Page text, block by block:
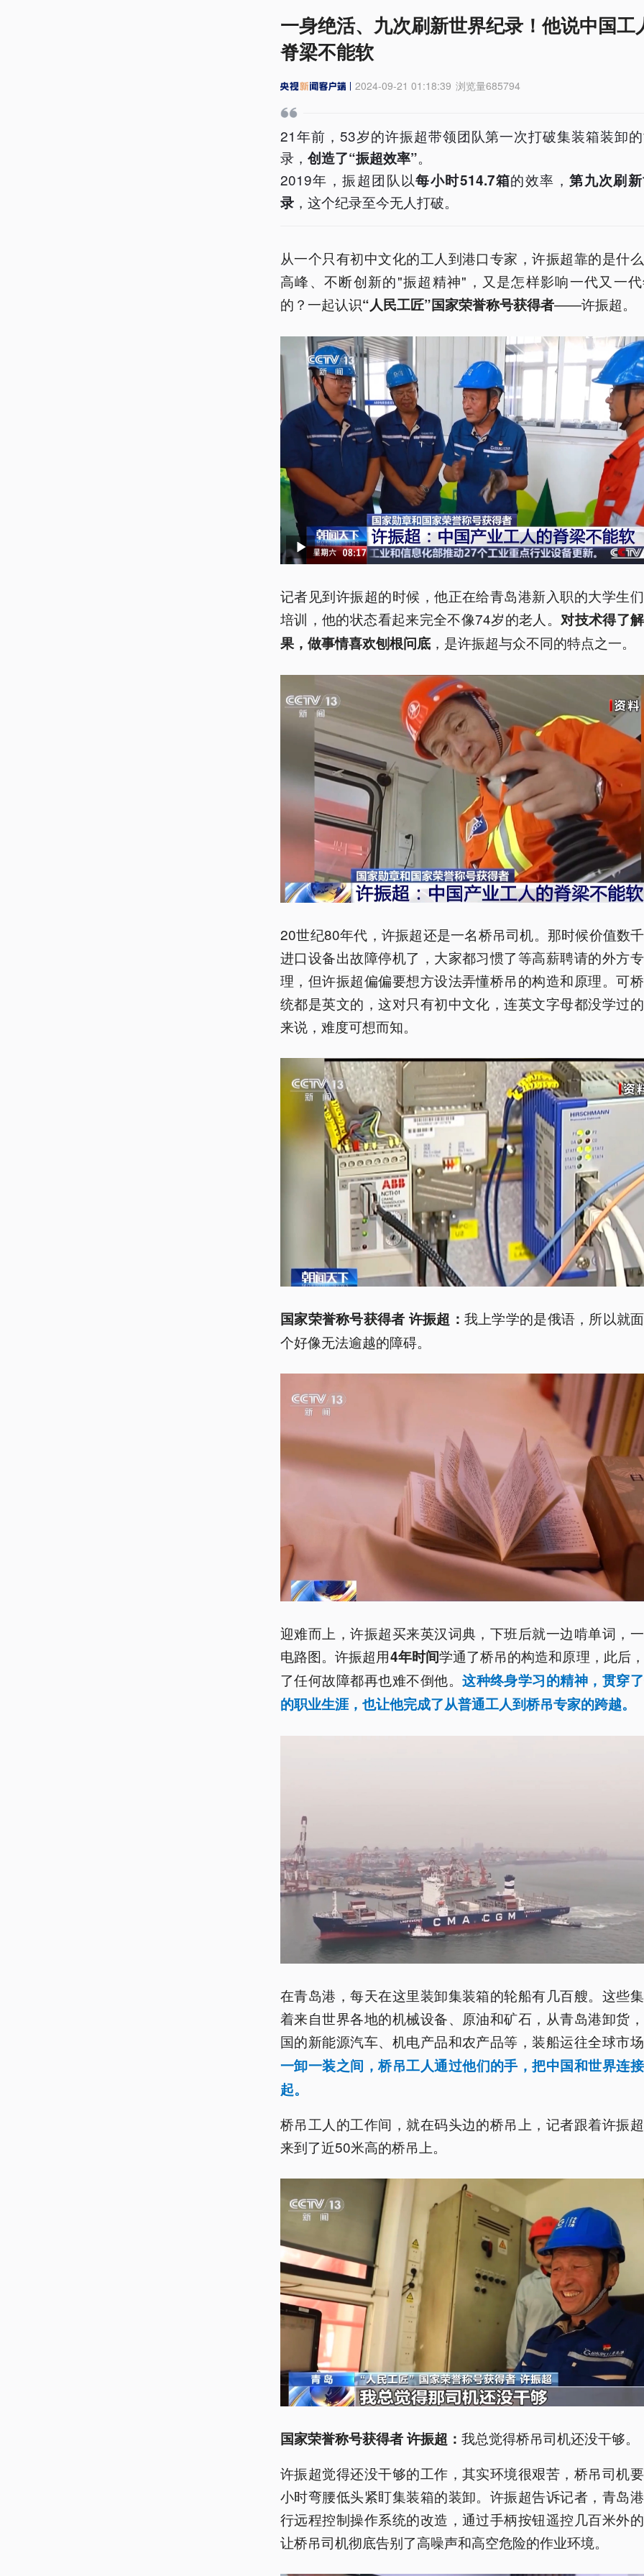
一身绝活、九次刷新世界纪录！他说中国工
脊梁不能软
2024-09-21 01:18:39 浏览量685794
21年前，53岁的许振超带领团队第一次打破集装箱装卸
录， 创造了“振超效率”。
2019年，振超团队以每小时514.7箱的效率，第九次刷
录 ，这个纪录至今无人打破。
从一个只有初中文化的工人到港口专家，许振超靠的是什
高峰、不断创新的"振超精神"，又是怎样影响一代又一
的？一起认识“人民工匠”国家荣誉称号获得者——许振超。
记者见到许振超的时候，他正在给青岛港新入职的大学生
培训，他的状态看起来完全不像74岁的老人。 对技术得了
果，做事情喜欢刨根问底 ，是许振超与众不同的特点之一。
20世纪80年代，许振超还是一名桥吊司机。那时候价值数
进口设备出故障停机了，大家都习惯了等高薪聘请的外方
理，但许振超偏偏要想方设法弄懂桥吊的构造和原理。可
统都是英文的，这对只有初中文化，连英文字母都没学过
来说，难度可想而知。
国家荣誉称号获得者 许振超： 我上学学的是俄语，所以就
个好像无法逾越的障碍。
迎难而上，许振超买来英汉词典，下班后就一边啃单词，
电路图。许振超用4年时间学通了桥吊的构造和原理，此后
了任何故障都再也难不倒他。这种终身学习的精神，贯穿
的职业生涯，也让他完成了从普通工人到桥吊专家的跨越。
在青岛港，每天在这里装卸集装箱的轮船有几百艘。这些
着来自世界各地的机械设备、原油和矿石，从青岛港卸货
国的新能源汽车、机电产品和农产品等，装船运往全球市
一卸一装之间，桥吊工人通过他们的手，把中国和世界连
起。
桥吊工人的工作间，就在码头边的桥吊上，记者跟着许振
来到了近50米高的桥吊上。
国家荣誉称号获得者 许振超： 我总觉得桥吊司机还没干够。
许振超觉得还没干够的工作，其实环境很艰苦，桥吊司机
小时弯腰低头紧盯集装箱的装卸。许振超告诉记者，青岛
行远程控制操作系统的改造，通过手柄按钮遥控几百米外
让桥吊司机彻底告别了高噪声和高空危险的作业环境。